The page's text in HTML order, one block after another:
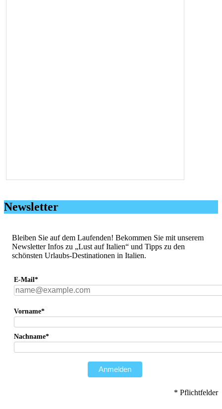
Newsletter
Bleiben Sie auf dem Laufenden! Bekommen Sie mit unserem
Newsletter Infos zu „Lust auf Italien“ und Tipps zu den
schönsten Urlaubs-Destinationen in Italien.
E-Mail*
Vorname*
Nachname*
Anmelden
* Pflichtfelder